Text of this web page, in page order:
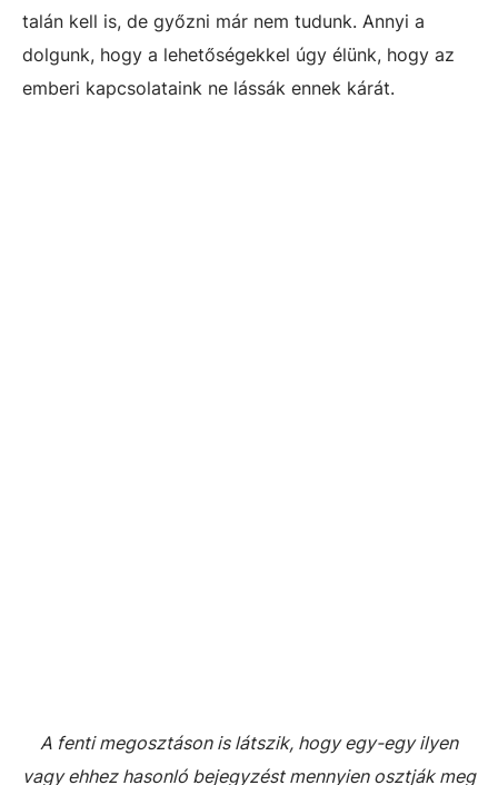
talán kell is, de győzni már nem tudunk. Annyi a
dolgunk, hogy a lehetőségekkel úgy élünk, hogy az
emberi kapcsolataink ne lássák ennek kárát.
A fenti megosztáson is látszik, hogy egy-egy ilyen
vagy ehhez hasonló bejegyzést mennyien osztják meg